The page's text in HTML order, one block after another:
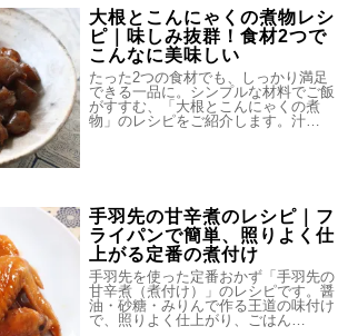
大根とこんにゃくの煮物レシ
ピ｜味しみ抜群！食材2つで
こんなに美味しい
たった2つの食材でも、しっかり満足
できる一品に。シンプルな材料でご飯
がすすむ、「大根とこんにゃくの煮
物」のレシピをご紹介します。汁…
手羽先の甘辛煮のレシピ｜フ
ライパンで簡単、照りよく仕
上がる定番の煮付け
手羽先を使った定番おかず「手羽先の
甘辛煮（煮付け）」のレシピです。醤
油・砂糖・みりんで作る王道の味付け
で、照りよく仕上がり、ごはん…